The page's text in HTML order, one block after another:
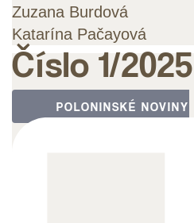
Zuzana Burdová
Katarína Pačayová
Číslo 1/2025
POLONINSKÉ NOVINY